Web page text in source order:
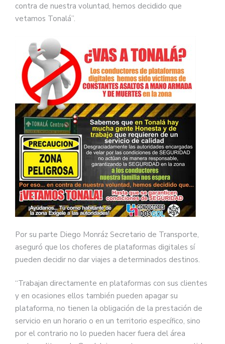
contra de nuestra voluntad, hemos decidido que
vetamos Tonalá”.
Por su parte Diego Monráz Secretario de Transporte,
aseguró que los choferes de plataformas digitales sí
pueden decidir no dar viajes a determinados destinos.
“Trabajan directamente en plataformas con sus clientes
y en ocasiones ellos también pueden apagar su
plataforma, no tienen la obligación de la prestación de
servicio en un horario o en un territorio específico, sino
por el contrario no lo pueden hacer fuera del área